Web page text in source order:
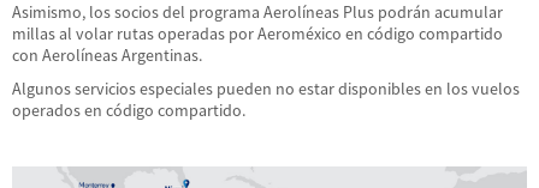
Asimismo, los socios del programa Aerolíneas Plus podrán acumular
millas al volar rutas operadas por Aeroméxico en código compartido
con Aerolíneas Argentinas.
Algunos servicios especiales pueden no estar disponibles en los vuelos
operados en código compartido.